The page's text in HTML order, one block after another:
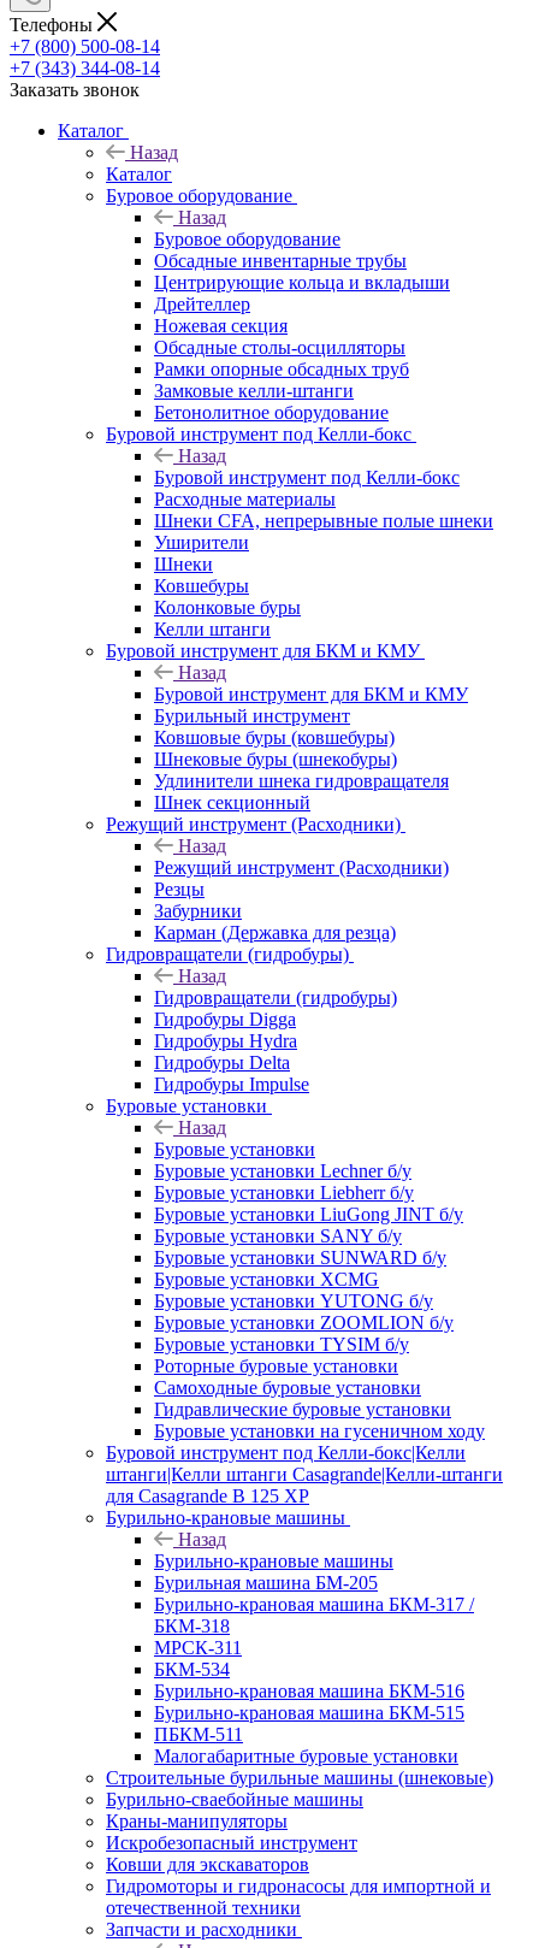
Телефоны
+7 (800) 500-08-14
+7 (343) 344-08-14
Заказать звонок
Каталог
Назад
Каталог
Буровое оборудование
Назад
Буровое оборудование
Обсадные инвентарные трубы
Центрирующие кольца и вкладыши
Дрейтеллер
Ножевая секция
Обсадные столы-осцилляторы
Рамки опорные обсадных труб
Замковые келли-штанги
Бетонолитное оборудование
Буровой инструмент под Келли-бокс
Назад
Буровой инструмент под Келли-бокс
Расходные материалы
Шнеки CFA, непрерывные полые шнеки
Уширители
Шнеки
Ковшебуры
Колонковые буры
Келли штанги
Буровой инструмент для БКМ и КМУ
Назад
Буровой инструмент для БКМ и КМУ
Бурильный инструмент
Ковшовые буры (ковшебуры)
Шнековые буры (шнекобуры)
Удлинители шнека гидровращателя
Шнек секционный
Режущий инструмент (Расходники)
Назад
Режущий инструмент (Расходники)
Резцы
Забурники
Карман (Державка для резца)
Гидровращатели (гидробуры)
Назад
Гидровращатели (гидробуры)
Гидробуры Digga
Гидробуры Hydra
Гидробуры Delta
Гидробуры Impulse
Буровые установки
Назад
Буровые установки
Буровые установки Lechner б/у
Буровые установки Liebherr б/у
Буровые установки LiuGong JINT б/у
Буровые установки SANY б/у
Буровые установки SUNWARD б/у
Буровые установки XCMG
Буровые установки YUTONG б/у
Буровые установки ZOOMLION б/у
Буровые установки TYSIM б/у
Роторные буровые установки
Самоходные буровые установки
Гидравлические буровые установки
Буровые установки на гусеничном ходу
Буровой инструмент под Келли-бокс|Келли
штанги|Келли штанги Casagrande|Келли-штанги
для Casagrande B 125 XP
Бурильно-крановые машины
Назад
Бурильно-крановые машины
Бурильная машина БМ-205
Бурильно-крановая машина БКМ-317 /
БКМ-318
МРСК-311
БКМ-534
Бурильно-крановая машина БКМ-516
Бурильно-крановая машина БКМ-515
ПБКМ-511
Малогабаритные буровые установки
Строительные бурильные машины (шнековые)
Бурильно-сваебойные машины
Краны-манипуляторы
Искробезопасный инструмент
Ковши для экскаваторов
Гидромоторы и гидронасосы для импортной и
отечественной техники
Запчасти и расходники